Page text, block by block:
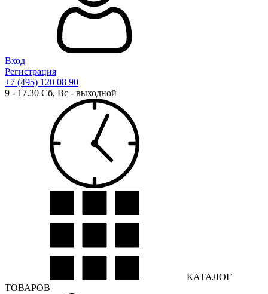
Вход
Регистрация
+7 (495) 120 08 90
9 - 17.30 Сб, Вс - выходной
КАТАЛОГ
ТОВАРОВ